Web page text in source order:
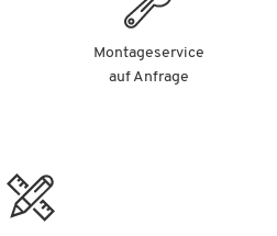
Montageservice
auf Anfrage